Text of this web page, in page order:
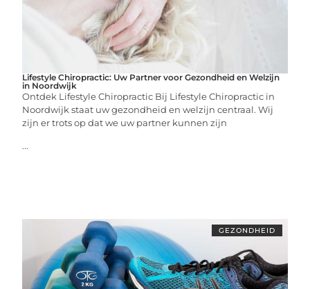
Lifestyle Chiropractic: Uw Partner voor Gezondheid en Welzijn
in Noordwijk
Ontdek Lifestyle Chiropractic Bij Lifestyle Chiropractic in
Noordwijk staat uw gezondheid en welzijn centraal. Wij
zijn er trots op dat we uw partner kunnen zijn
...
GEZONDHEID